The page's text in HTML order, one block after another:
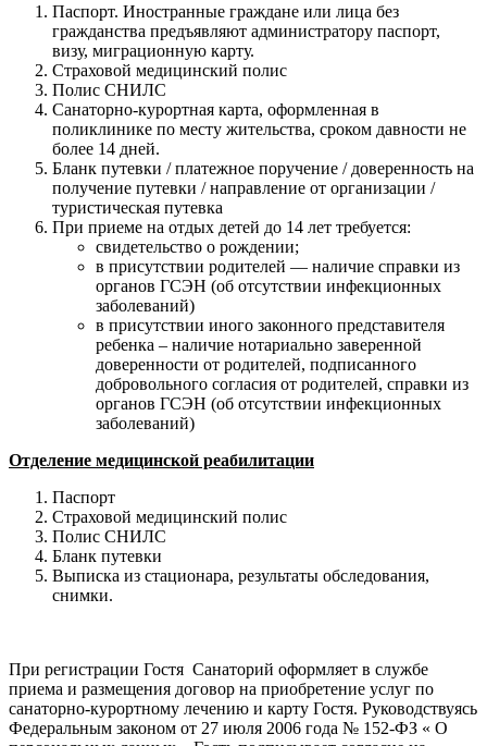
Паспорт. Иностранные граждане или лица без
гражданства предъявляют администратору паспорт,
визу, миграционную карту.
Страховой медицинский полис
Полис СНИЛС
Санаторно-курортная карта, оформленная в
поликлинике по месту жительства, сроком давности не
более 14 дней.
Бланк путевки / платежное поручение / доверенность на
получение путевки / направление от организации /
туристическая путевка
При приеме на отдых детей до 14 лет требуется:
свидетельство о рождении;
в присутствии родителей — наличие справки из
органов ГСЭН (об отсутствии инфекционных
заболеваний)
в присутствии иного законного представителя
ребенка – наличие нотариально заверенной
доверенности от родителей, подписанного
добровольного согласия от родителей, справки из
органов ГСЭН (об отсутствии инфекционных
заболеваний)
Отделение медицинской реабилитации
Паспорт
Страховой медицинский полис
Полис СНИЛС
Бланк путевки
Выписка из стационара, результаты обследования,
снимки.
При регистрации Гостя Санаторий оформляет в службе
приема и размещения договор на приобретение услуг по
санаторно-курортному лечению и карту Гостя. Руководствуясь
Федеральным законом от 27 июля 2006 года № 152-ФЗ « О